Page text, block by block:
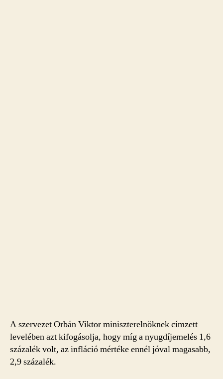
A szervezet Orbán Viktor miniszterelnöknek címzett
levelében azt kifogásolja, hogy míg a nyugdíjemelés 1,6
százalék volt, az infláció mértéke ennél jóval magasabb,
2,9 százalék.